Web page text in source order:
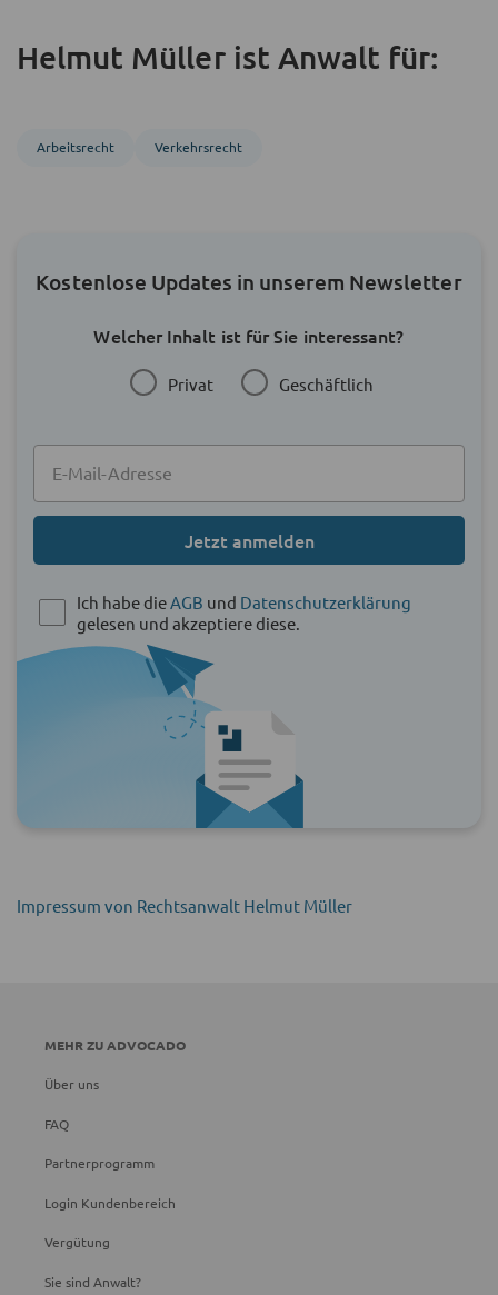
Helmut Müller ist Anwalt für:
Arbeitsrecht Verkehrsrecht
Kostenlose Updates in unserem Newsletter
Welcher Inhalt ist für Sie interessant?
Privat Geschäftlich
Jetzt anmelden
Ich habe die AGB und Datenschutzerklärung
gelesen und akzeptiere diese.
Impressum von Rechtsanwalt Helmut Müller
MEHR ZU ADVOCADO
Über uns
FAQ
Partnerprogramm
Login Kundenbereich
Vergütung
Sie sind Anwalt?